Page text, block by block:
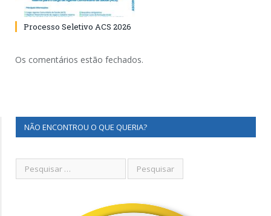
Processo Seletivo ACS 2026
Os comentários estão fechados.
NÃO ENCONTROU O QUE QUERIA?